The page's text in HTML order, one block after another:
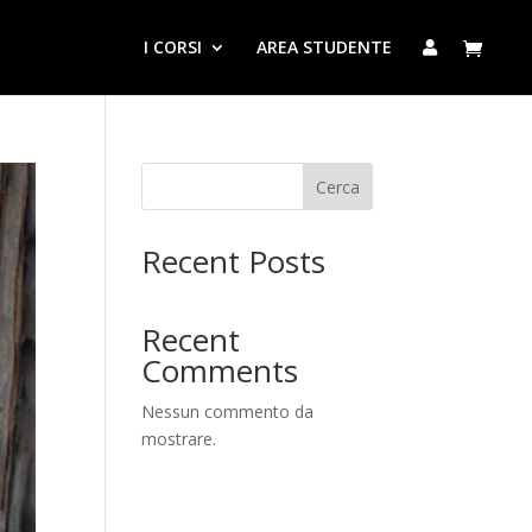
I CORSI AREA STUDENTE
Cerca
Recent Posts
Recent
Comments
Nessun commento da
mostrare.